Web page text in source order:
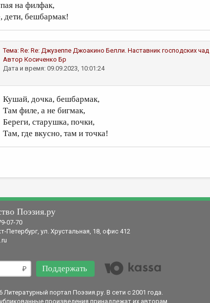
на филфак,
дети, бешбармак!
Тема: Re: Re: Джузеппе Джоакино Белли. Наставник господских чад
Автор Косиченко Бр
Дата и время: 09.09.2023, 10:01:24
Кушай, дочка, бешбармак,
Там филе, а не бигмак,
Береги, старушка, почки,
Там, где вкусно, там и точка!
Поэзия.ру
07-70
Петербург, ул. Хрустальная, 18, офис 412
Поддержать
Литературный портал Поэзия.ру. В сети с 2001 года.
произведения принадлежат их авторам.